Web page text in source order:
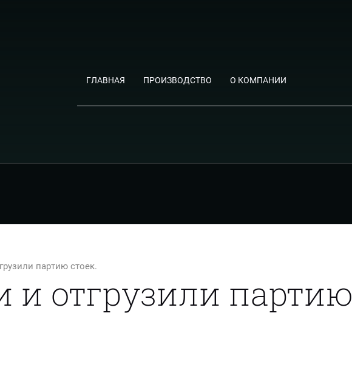
ГЛАВНАЯ ПРОИЗВОДСТВО О КОМПАНИИ
партию стоек.
и отгрузили партию